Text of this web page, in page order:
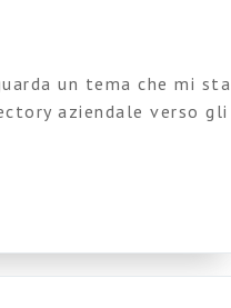
un tema che mi sta
aziendale verso gli